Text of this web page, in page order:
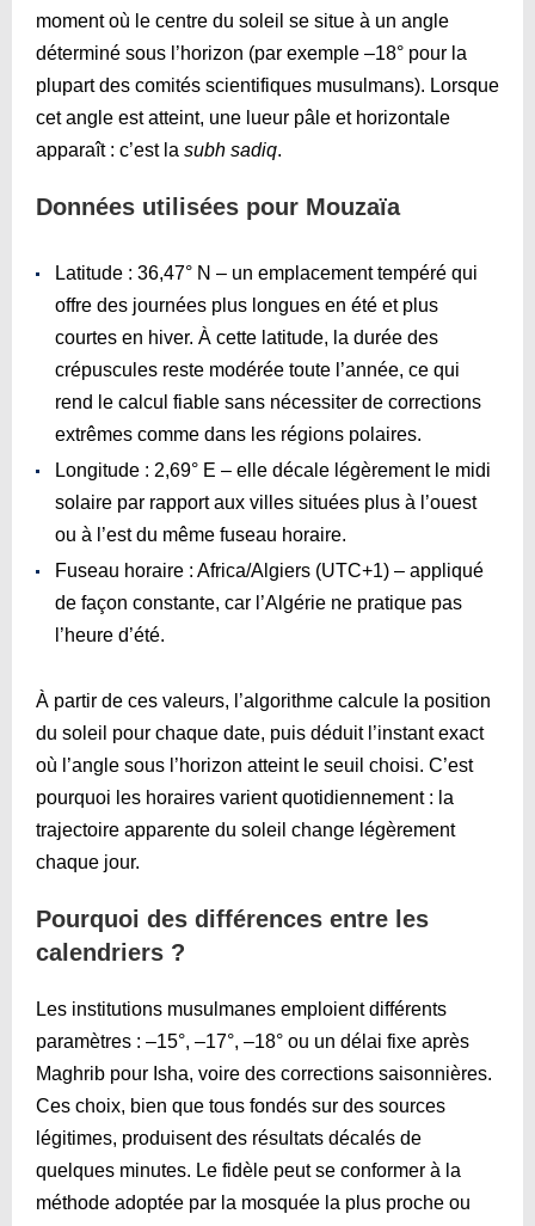
moment où le centre du soleil se situe à un angle
déterminé sous l’horizon (par exemple –18° pour la
plupart des comités scientifiques musulmans). Lorsque
cet angle est atteint, une lueur pâle et horizontale
apparaît : c’est la subh sadiq.
Données utilisées pour Mouzaïa
Latitude : 36,47° N – un emplacement tempéré qui
offre des journées plus longues en été et plus
courtes en hiver. À cette latitude, la durée des
crépuscules reste modérée toute l’année, ce qui
rend le calcul fiable sans nécessiter de corrections
extrêmes comme dans les régions polaires.
Longitude : 2,69° E – elle décale légèrement le midi
solaire par rapport aux villes situées plus à l’ouest
ou à l’est du même fuseau horaire.
Fuseau horaire : Africa/Algiers (UTC+1) – appliqué
de façon constante, car l’Algérie ne pratique pas
l’heure d’été.
À partir de ces valeurs, l’algorithme calcule la position
du soleil pour chaque date, puis déduit l’instant exact
où l’angle sous l’horizon atteint le seuil choisi. C’est
pourquoi les horaires varient quotidiennement : la
trajectoire apparente du soleil change légèrement
chaque jour.
Pourquoi des différences entre les
calendriers ?
Les institutions musulmanes emploient différents
paramètres : –15°, –17°, –18° ou un délai fixe après
Maghrib pour Isha, voire des corrections saisonnières.
Ces choix, bien que tous fondés sur des sources
légitimes, produisent des résultats décalés de
quelques minutes. Le fidèle peut se conformer à la
méthode adoptée par la mosquée la plus proche ou